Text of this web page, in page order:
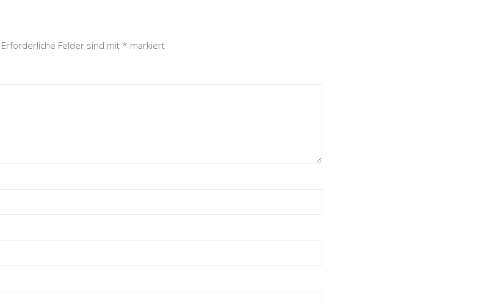
Erforderliche Felder sind mit * markiert